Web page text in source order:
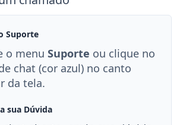
Suporte
o menu Suporte ou clique no
chat (cor azul) no canto
da tela.
sua Dúvida